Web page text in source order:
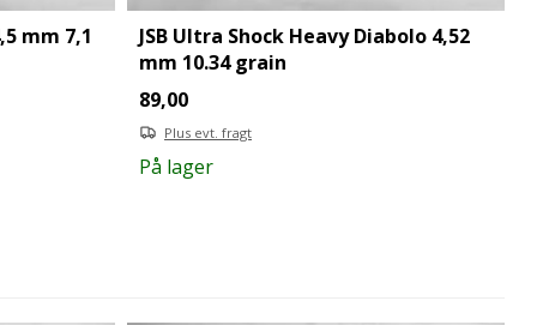
mm 7,1
JSB Ultra Shock Heavy Diabolo 4,52
mm 10.34 grain
89,00
Plus evt. fragt
På lager